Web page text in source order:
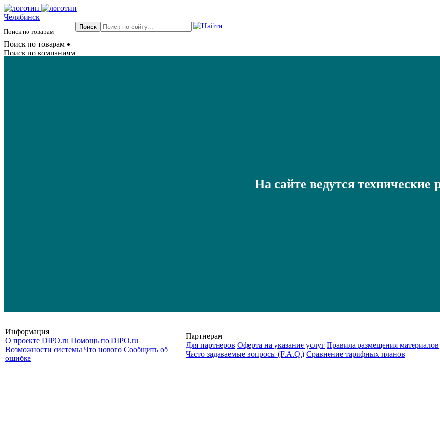
Челябинск
Поиск по товарам
Поиск по товарам
Поиск по компаниям
На сайте ведутся технические
Информация
О проекте DIPO.ru Помощь по DIPO.ru
Возможности системы Что нового Сообщить об
ошибке
Партнерам
Для партнеров Оферта на указание услуг Правила размещения материалов
Часто задаваемые вопросы (F.A.Q.) Cравнение тарифных планов